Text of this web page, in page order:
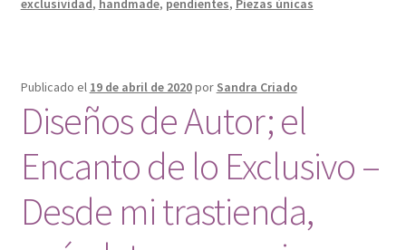
exclusividad, handmade, pendientes, Piezas únicas
Publicado el 19 de abril de 2020por Sandra Criado
Diseños de Autor; el
Encanto de lo Exclusivo –
Desde mi trastienda,